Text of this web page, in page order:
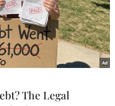
The Legal